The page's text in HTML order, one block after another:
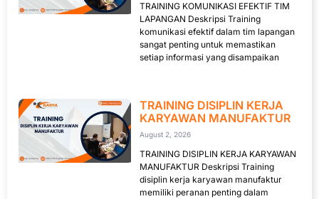
TRAINING KOMUNIKASI EFEKTIF TIM
LAPANGAN Deskripsi Training
komunikasi efektif dalam tim lapangan
sangat penting untuk memastikan
setiap informasi yang disampaikan
TRAINING DISIPLIN KERJA
KARYAWAN MANUFAKTUR
August 2, 2026
TRAINING DISIPLIN KERJA KARYAWAN
MANUFAKTUR Deskripsi Training
disiplin kerja karyawan manufaktur
memiliki peranan penting dalam